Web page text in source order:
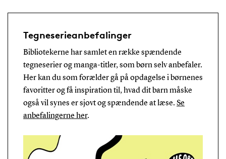
Tegneserieanbefalinger
Bibliotekerne har samlet en række spændende
tegneserier og manga-titler, som børn selv anbefaler.
Her kan du som forælder gå på opdagelse i børnenes
favoritter og få inspiration til, hvad dit barn måske
også vil synes er sjovt og spændende at læse. Se
anbefalingerne her.